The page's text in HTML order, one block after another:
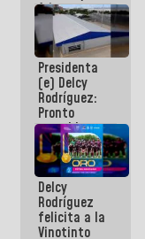
Arias y
Giraly
Marcano por
hacer
historia en
los
Centroamericanos
Presidenta
(e) Delcy
Rodríguez:
Pronto
restableceremos
las
operaciones
en el
Aeropuerto
Internacional
de
Maiquetía
Delcy
Rodríguez
felicita a la
Vinotinto